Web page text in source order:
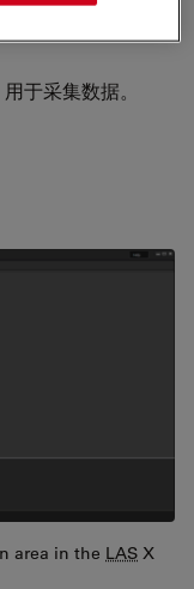
于采集数据。
area in the LAS X